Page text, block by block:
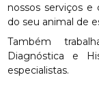
nossos serviços
do seu animal de
Também
Diagnóstica e
especialistas.